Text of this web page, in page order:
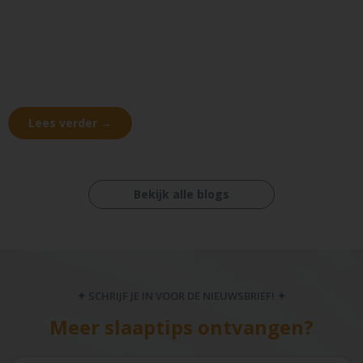
Lees verder →
Bekijk alle blogs
✦ SCHRIJF JE IN VOOR DE NIEUWSBRIEF! ✦
Meer slaaptips ontvangen?